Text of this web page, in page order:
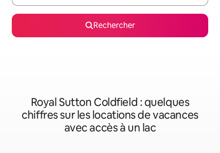
Rechercher
Royal Sutton Coldfield : quelques
chiffres sur les locations de vacances
avec accès à un lac